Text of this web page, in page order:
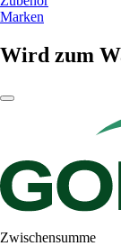
Marken
Wird zum
Zwischensumme